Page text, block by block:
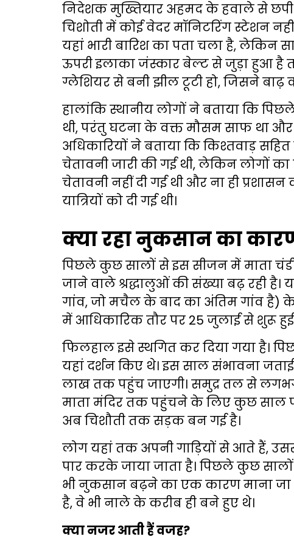
निदेशक मुख्तियार अहमद के हवाले से छपी
चिशोती में कोई वेदर मॉनिटरिंग स्टेशन
यहां भारी बारिश का पता चला है, लेकिन
ऊपरी इलाका जंस्कार बेल्ट से जुड़ा हुआ है
ग्लेशियर से बनी झील टूटी हो, जिसने बाढ़
हालांकि स्थानीय लोगों ने बताया कि
थी, परंतु घटना के वक्त मौसम साफ था और
अधिकारियों ने बताया कि किश्तवाड़
चेतावनी जारी की गई थी, लेकिन लोगों
चेतावनी नहीं दी गई थी और ना ही
यात्रियों को दी गई थी।
क्या रहा नुकसान का
पिछले कुछ सालों से इस सीजन में माता
जाने वाले श्रद्धालुओं की संख्या बढ़ रही है।
गांव, जो मचैल के बाद का अंतिम गांव है) के
में आधिकारिक तौर पर 25 जुलाई से शुरू
फिलहाल इसे स्थगित कर दिया गया है।
यहां दर्शन किए थे। इस साल संभावना
लाख तक पहुंच जाएगी। समुद्र तल से
माता मंदिर तक पहुंचने के लिए कुछ साल
अब चिशौती तक सड़क बन गई है।
लोग यहां तक अपनी गाड़ियों से आते हैं,
पार करके जाया जाता है। पिछले कुछ
भी नुकसान बढ़ने का एक कारण माना जा
है, वे भी नाले के करीब ही बने हुए थे।
क्या नजर आती हैं वजह?